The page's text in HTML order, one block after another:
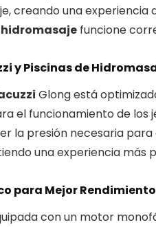
creando una
hidromasajefuncione
y Piscinas de
Glong está
el funcionamiento de los
la presión necesaria
una experiencia más
para Mejor Rendimiento
con un motor